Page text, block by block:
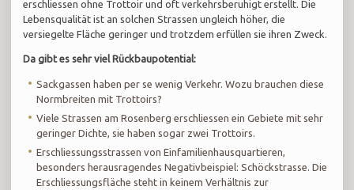
erschliessen ohne Trottoir und oft verkehrsberuhigt erstellt. Die
Lebensqualität ist an solchen Strassen ungleich höher, die
versiegelte Fläche geringer und trotzdem erfüllen sie ihren Zweck.
Da gibt es sehr viel Rückbaupotential:
Sackgassen haben per se wenig Verkehr. Wozu brauchen diese
Normbreiten mit Trottoirs?
Viele Strassen am Rosenberg erschliessen ein Gebiete mit sehr
geringer Dichte, sie haben sogar zwei Trottoirs.
Erschliessungsstrassen von Einfamilienhausquartieren,
besonders herausragendes Negativbeispiel: Schöckstrasse. Die
Erschliessungsfläche steht in keinem Verhältnis zur